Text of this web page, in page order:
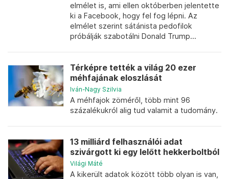
elmélet is, ami ellen októberben jelentette
ki a Facebook, hogy fel fog lépni. Az
elmélet szerint sátánista pedofilok
próbálják szabotálni Donald Trump...
Térképre tették a világ 20 ezer
méhfajának eloszlását
Iván-Nagy Szilvia
A méhfajok zöméről, több mint 96
százalékukról alig tud valamit a tudomány.
13 milliárd felhasználói adat
szivárgott ki egy lelőtt hekkerboltból
Világi Máté
A kikerült adatok között több olyan is van,